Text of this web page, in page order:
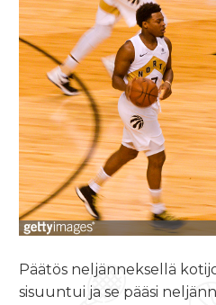
Päätös neljänneksellä
sisuuntui ja se pääsi